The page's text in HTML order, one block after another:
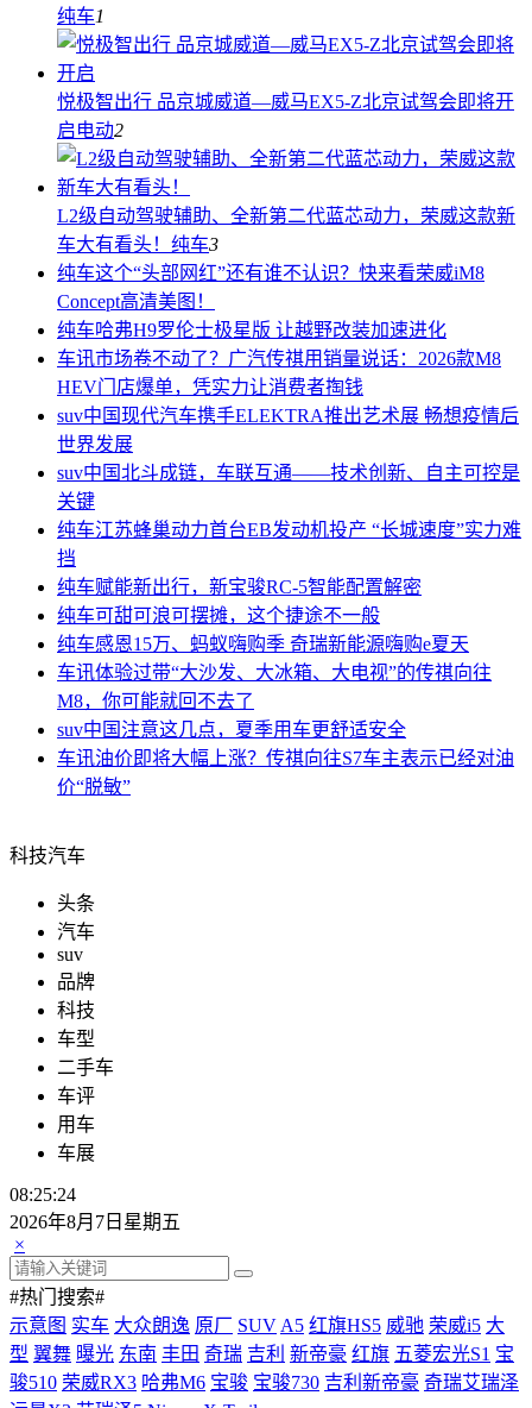
纯车1
悦极智出行 品京城威道—威马EX5-Z北京试驾会即将开
启电动2
L2级自动驾驶辅助、全新第二代蓝芯动力，荣威这款新
车大有看头！ 纯车3
纯车这个“头部网红”还有谁不认识？快来看荣威iM8
Concept高清美图！
纯车哈弗H9罗伦士极星版 让越野改装加速进化
车讯市场卷不动了？广汽传祺用销量说话：2026款M8
HEV门店爆单，凭实力让消费者掏钱
suv中国现代汽车携手ELEKTRA推出艺术展 畅想疫情后
世界发展
suv中国北斗成链，车联互通——技术创新、自主可控是
关键
纯车江苏蜂巢动力首台EB发动机投产 “长城速度”实力难
挡
纯车赋能新出行，新宝骏RC-5智能配置解密
纯车可甜可浪可摆摊，这个捷途不一般
纯车感恩15万、蚂蚁嗨购季 奇瑞新能源嗨购e夏天
车讯体验过带“大沙发、大冰箱、大电视”的传祺向往
M8，你可能就回不去了
suv中国注意这几点，夏季用车更舒适安全
车讯油价即将大幅上涨？传祺向往S7车主表示已经对油
价“脱敏”
科技汽车
头条
汽车
suv
品牌
科技
车型
二手车
车评
用车
车展
08:25:24
2026年8月7日星期五
×
#热门搜索#
示意图 实车 大众朗逸 原厂 SUVA5 红旗HS5 威驰 荣威i5 大
型 翼舞 曝光 东南 丰田 奇瑞 吉利 新帝豪 红旗 五菱宏光S1 宝
骏510 荣威RX3 哈弗M6 宝骏 宝骏730 吉利新帝豪 奇瑞艾瑞泽